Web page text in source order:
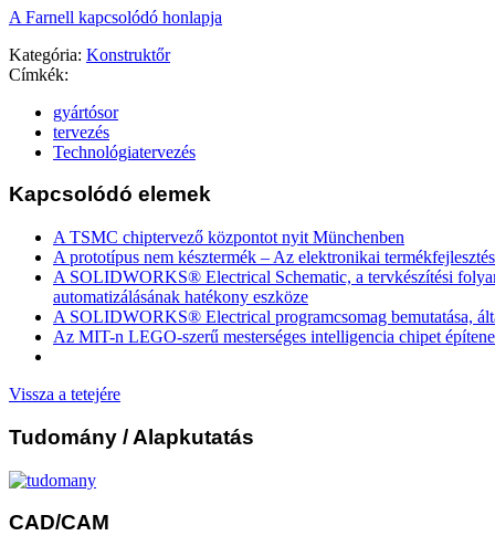
A Farnell kapcsolódó honlapja
Kategória: Konstruktőr
Címkék:
gyártósor
tervezés
Technológiatervezés
Kapcsolódó elemek
A TSMC chiptervező központot nyit Münchenben
A prototípus nem késztermék – Az elektronikai
A SOLIDWORKS® Electrical Schematic, a tervkészítési
automatizálásának hatékony eszköze
A SOLIDWORKS® Electrical programcsomag bemutatása,
Az MIT-n LEGO-szerű mesterséges intelligencia chipet
Vissza a tetejére
Tudomány / Alapkutatás
CAD/CAM